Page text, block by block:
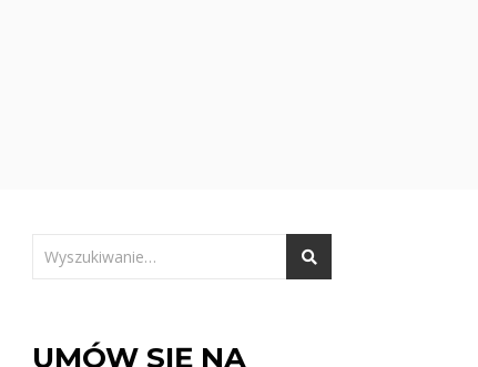
UMÓW SIĘ NA